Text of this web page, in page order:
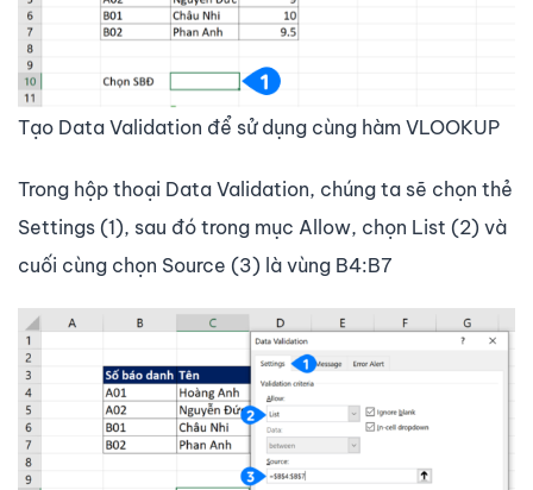
Tạo Data Validation để sử dụng cùng hàm VLOOKUP
Trong hộp thoại Data Validation, chúng ta sẽ chọn thẻ
Settings (1), sau đó trong mục Allow, chọn List (2) và
cuối cùng chọn Source (3) là vùng B4:B7